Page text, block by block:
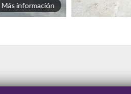
Más información